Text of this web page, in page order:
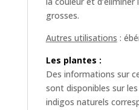
grosses.
Autres utilisations :
Les plantes :
Des informations sur
sont disponibles sur
indigos naturels